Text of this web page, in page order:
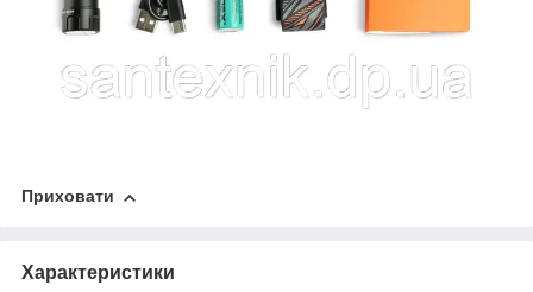
Приховати
Характеристики